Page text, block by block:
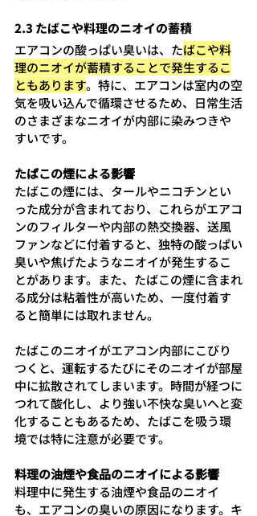
2.3 たばこや料理のニオイの蓄積
エアコンの酸っぱい臭いは、たばこや料
理のニオイが蓄積することで発生するこ
ともあります。特に、エアコンは室内の空
気を吸い込んで循環させるため、日常生活
のさまざまなニオイが内部に染みつきや
すいです。
たばこの煙による影響
たばこの煙には、タールやニコチンとい
った成分が含まれており、これらがエアコ
ンのフィルターや内部の熱交換器、送風
ファンなどに付着すると、独特の酸っぱい
臭いや焦げたようなニオイが発生するこ
とがあります。また、たばこの煙に含まれ
る成分は粘着性が高いため、一度付着す
ると簡単には取れません。
たばこのニオイがエアコン内部にこびり
つくと、運転するたびにそのニオイが部屋
中に拡散されてしまいます。時間が経つに
つれて酸化し、より強い不快な臭いへと変
化することもあるため、たばこを吸う環
境では特に注意が必要です。
料理の油煙や食品のニオイによる影響
料理中に発生する油煙や食品のニオイ
も、エアコンの臭いの原因になります。キ